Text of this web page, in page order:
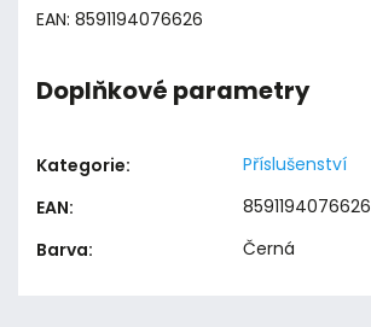
EAN: 8591194076626
Doplňkové parametry
Kategorie:
Příslušenství
EAN:
8591194076626
Barva: Černá